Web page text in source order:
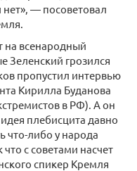
нет», — посоветовал
на всенародный
Зеленский грозился
пропустил интервью
Кирилла Буданова
в РФ). А он
плебисцита давно
что-либо у народа
с советами насчет
спикер Кремля